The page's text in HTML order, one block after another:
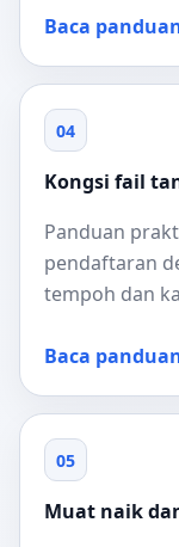
Baca
04
Kongsi fail
Panduan
pendaftaran
tempoh dan
Baca
05
Muat naik